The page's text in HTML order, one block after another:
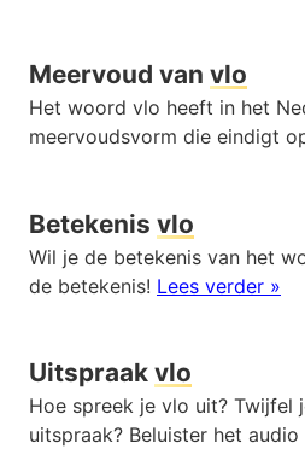
Meervoud van vlo
Het woord vlo heeft in het
meervoudsvorm die eindigt
Betekenis vlo
Wil je de betekenis van het
de betekenis! Lees verder »
Uitspraak vlo
Hoe spreek je vlo uit? Twijfel
uitspraak? Beluister het